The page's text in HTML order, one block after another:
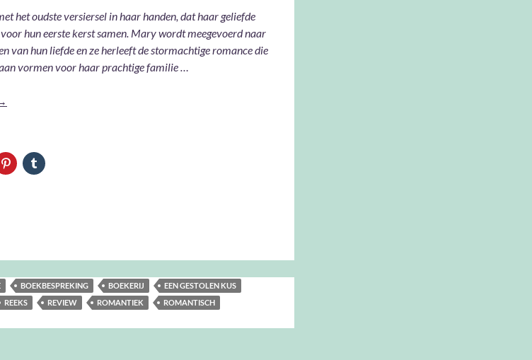
het oudste versiersel in haar handen, dat haar geliefde
hun eerste kerst samen. Mary wordt meegevoerd naar
van hun liefde en ze herleeft de stormachtige romance die
vormen voor haar prachtige familie …
gestolen kus – Bella Andre
BOEKBESPREKING BOEKERIJ
EEN GESTOLEN KUS
REEKS REVIEW ROMANTIEK
ROMANTISCH